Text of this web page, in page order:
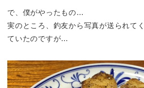
で、僕がやったもの…
実のところ、釣友から写真が送られて
ていたのですが…